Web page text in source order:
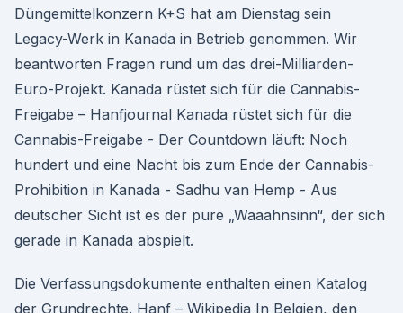
Düngemittelkonzern K+S hat am Dienstag sein
Legacy-Werk in Kanada in Betrieb genommen. Wir
beantworten Fragen rund um das drei-Milliarden-
Euro-Projekt. Kanada rüstet sich für die Cannabis-
Freigabe – Hanfjournal Kanada rüstet sich für die
Cannabis-Freigabe - Der Countdown läuft: Noch
hundert und eine Nacht bis zum Ende der Cannabis-
Prohibition in Kanada - Sadhu van Hemp - Aus
deutscher Sicht ist es der pure „Waaahnsinn“, der sich
gerade in Kanada abspielt.
Die Verfassungsdokumente enthalten einen Katalog
der Grundrechte. Hanf – Wikipedia In Belgien, den